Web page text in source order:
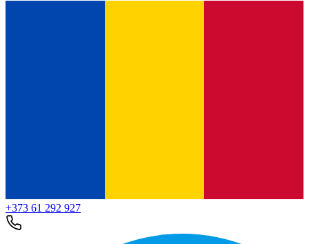
+373 61 292 927